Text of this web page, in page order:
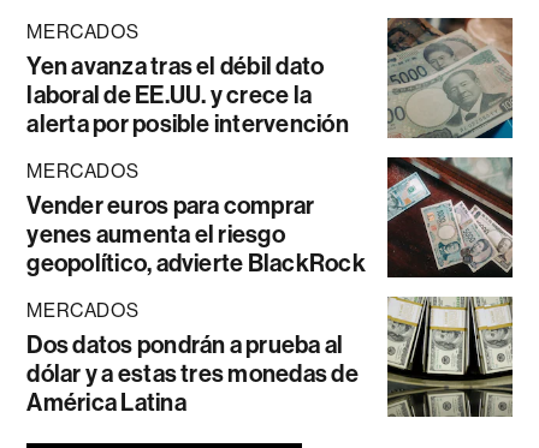
MERCADOS
Yen avanza tras el débil dato
laboral de EE.UU. y crece la
alerta por posible intervención
MERCADOS
Vender euros para comprar
yenes aumenta el riesgo
geopolítico, advierte BlackRock
MERCADOS
Dos datos pondrán a prueba al
dólar y a estas tres monedas de
América Latina